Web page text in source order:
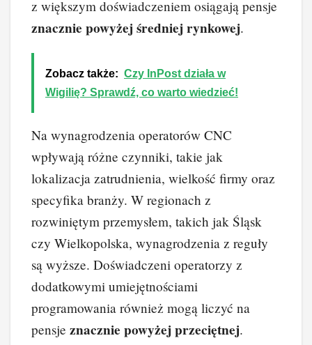
z większym doświadczeniem osiągają pensje
znacznie powyżej średniej rynkowej.
Zobacz także: Czy InPost działa w
Wigilię? Sprawdź, co warto wiedzieć!
Na wynagrodzenia operatorów CNC
wpływają różne czynniki, takie jak
lokalizacja zatrudnienia, wielkość firmy oraz
specyfika branży. W regionach z
rozwiniętym przemysłem, takich jak Śląsk
czy Wielkopolska, wynagrodzenia z reguły
są wyższe. Doświadczeni operatorzy z
dodatkowymi umiejętnościami
programowania również mogą liczyć na
pensje znacznie powyżej przeciętnej.